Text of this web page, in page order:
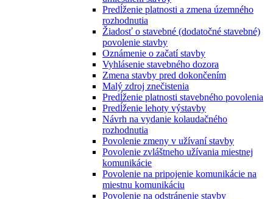
Predĺženie platnosti a zmena územného
rozhodnutia
Žiadosť o stavebné (dodatočné stavebné)
povolenie stavby
Oznámenie o začatí stavby
Vyhlásenie stavebného dozora
Zmena stavby pred dokončením
Malý zdroj znečistenia
Predĺženie platnosti stavebného povolenia
Predĺženie lehoty výstavby
Návrh na vydanie kolaudačného
rozhodnutia
Povolenie zmeny v užívaní stavby
Povolenie zvláštneho užívania miestnej
komunikácie
Povolenie na pripojenie komunikácie na
miestnu komunikáciu
Povolenie na odstránenie stavby